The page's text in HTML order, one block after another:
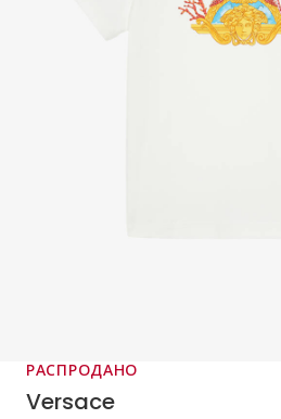
РАСПРОДАНО
Versace